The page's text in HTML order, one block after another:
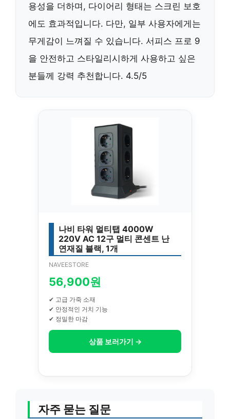
용성을 더하며, 다이어리 형태는 스크린 보호
에도 효과적입니다. 다만, 일부 사용자에게는
무게감이 느껴질 수 있습니다. 서피스 프로 9
을 안전하고 스타일리시하게 사용하고 싶은
분들께 강력 추천합니다. 4.5/5
나비 타워 멀티탭 4000W
220V AC 12구 멀티 콘센트 난
연재질 블랙, 1개
NAVEESTORE
56,900원
✔ 고급 가죽 소재
✔ 안정적인 거치 기능
✔ 정밀한 마감
상품 보러가기 →
자주 묻는 질문